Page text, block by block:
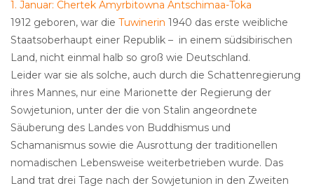
1. Januar: Chertek Amyrbitowna Antschimaa-Toka
1912 geboren, war die Tuwinerin 1940 das erste weibliche
Staatsoberhaupt einer Republik – in einem südsibirischen
Land, nicht einmal halb so groß wie Deutschland.
Leider war sie als solche, auch durch die Schattenregierung
ihres Mannes, nur eine Marionette der Regierung der
Sowjetunion, unter der die von Stalin angeordnete
Säuberung des Landes von Buddhismus und
Schamanismus sowie die Ausrottung der traditionellen
nomadischen Lebensweise weiterbetrieben wurde. Das
Land trat drei Tage nach der Sowjetunion in den Zweiten